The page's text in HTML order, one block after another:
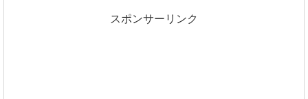
スポンサーリンク